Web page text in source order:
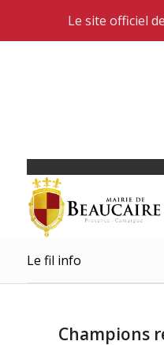
Le fil info
Champions
Le site officiel